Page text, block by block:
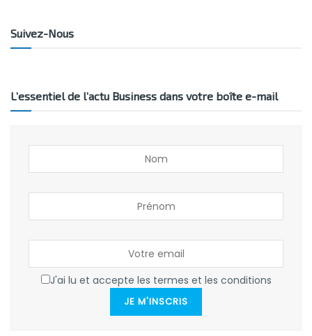
Suivez-Nous
L’essentiel de l’actu Business dans votre boîte e-mail
J'ai lu et accepte les termes et les conditions
JE M'INSCRIS